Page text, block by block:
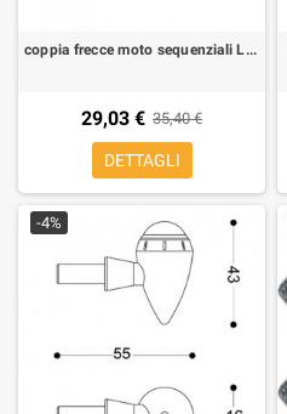
coppia frecce moto sequenziali Lampa Glory SQ
29,03 € 35,40 €
DETTAGLI
-4%